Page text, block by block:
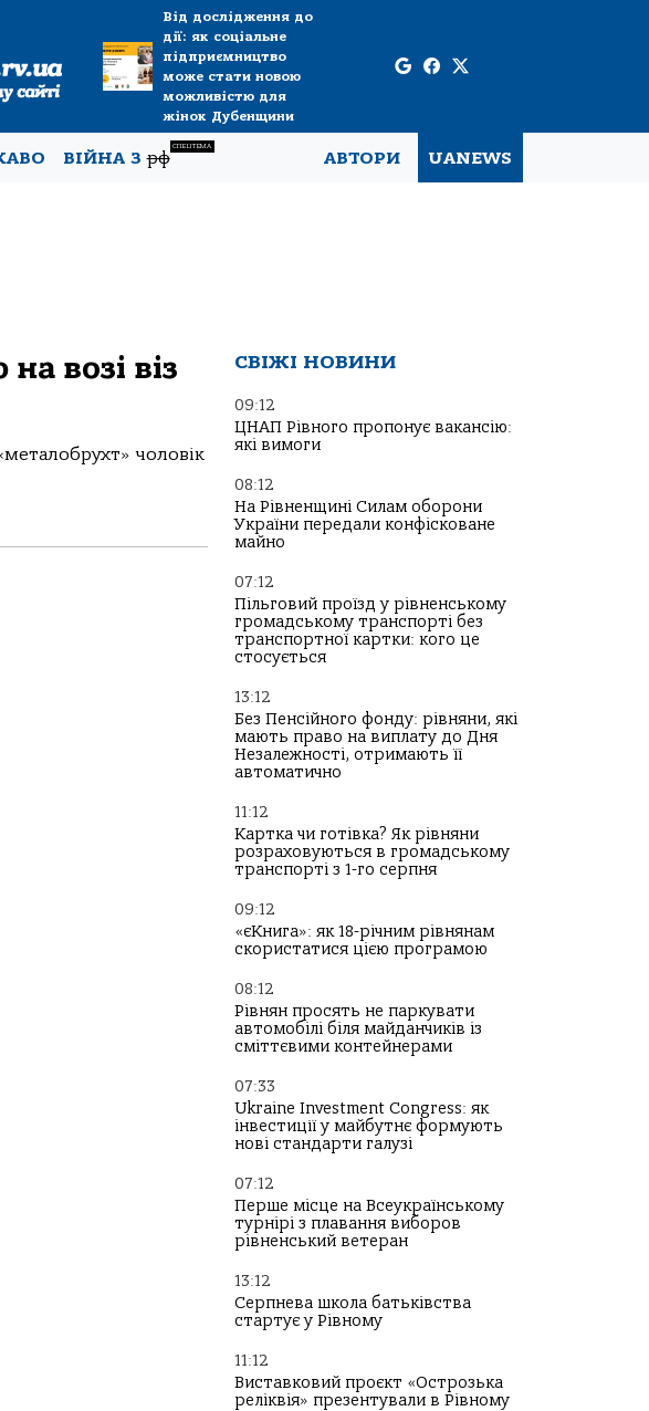
Від дослідження до
дії: як соціальне
підприємництво
може стати новою
можливістю для
жінок Дубенщини
ВІЙНА Зрф
СПЕЦТЕМА
АВТОРИ UANEWS
возі віз
чоловік
СВІЖІ НОВИНИ
09:12
ЦНАП Рівного пропонує вакансію:
які вимоги
08:12
На Рівненщині Силам оборони
України передали конфісковане
майно
07:12
Пільговий проїзд у рівненському
громадському транспорті без
транспортної картки: кого це
стосується
13:12
Без Пенсійного фонду: рівняни, які
мають право на виплату до Дня
Незалежності, отримають її
автоматично
11:12
Картка чи готівка? Як рівняни
розраховуються в громадському
транспорті з 1-го серпня
09:12
«єКнига»: як 18-річним рівнянам
скористатися цією програмою
08:12
Рівнян просять не паркувати
автомобілі біля майданчиків із
сміттєвими контейнерами
07:33
Ukraine Investment Congress: як
інвестиції у майбутнє формують
нові стандарти галузі
07:12
Перше місце на Всеукраїнському
турнірі з плавання виборов
рівненський ветеран
13:12
Серпнева школа батьківства
стартує у Рівному
11:12
Виставковий проєкт «Острозька
реліквія» презентували в Рівному